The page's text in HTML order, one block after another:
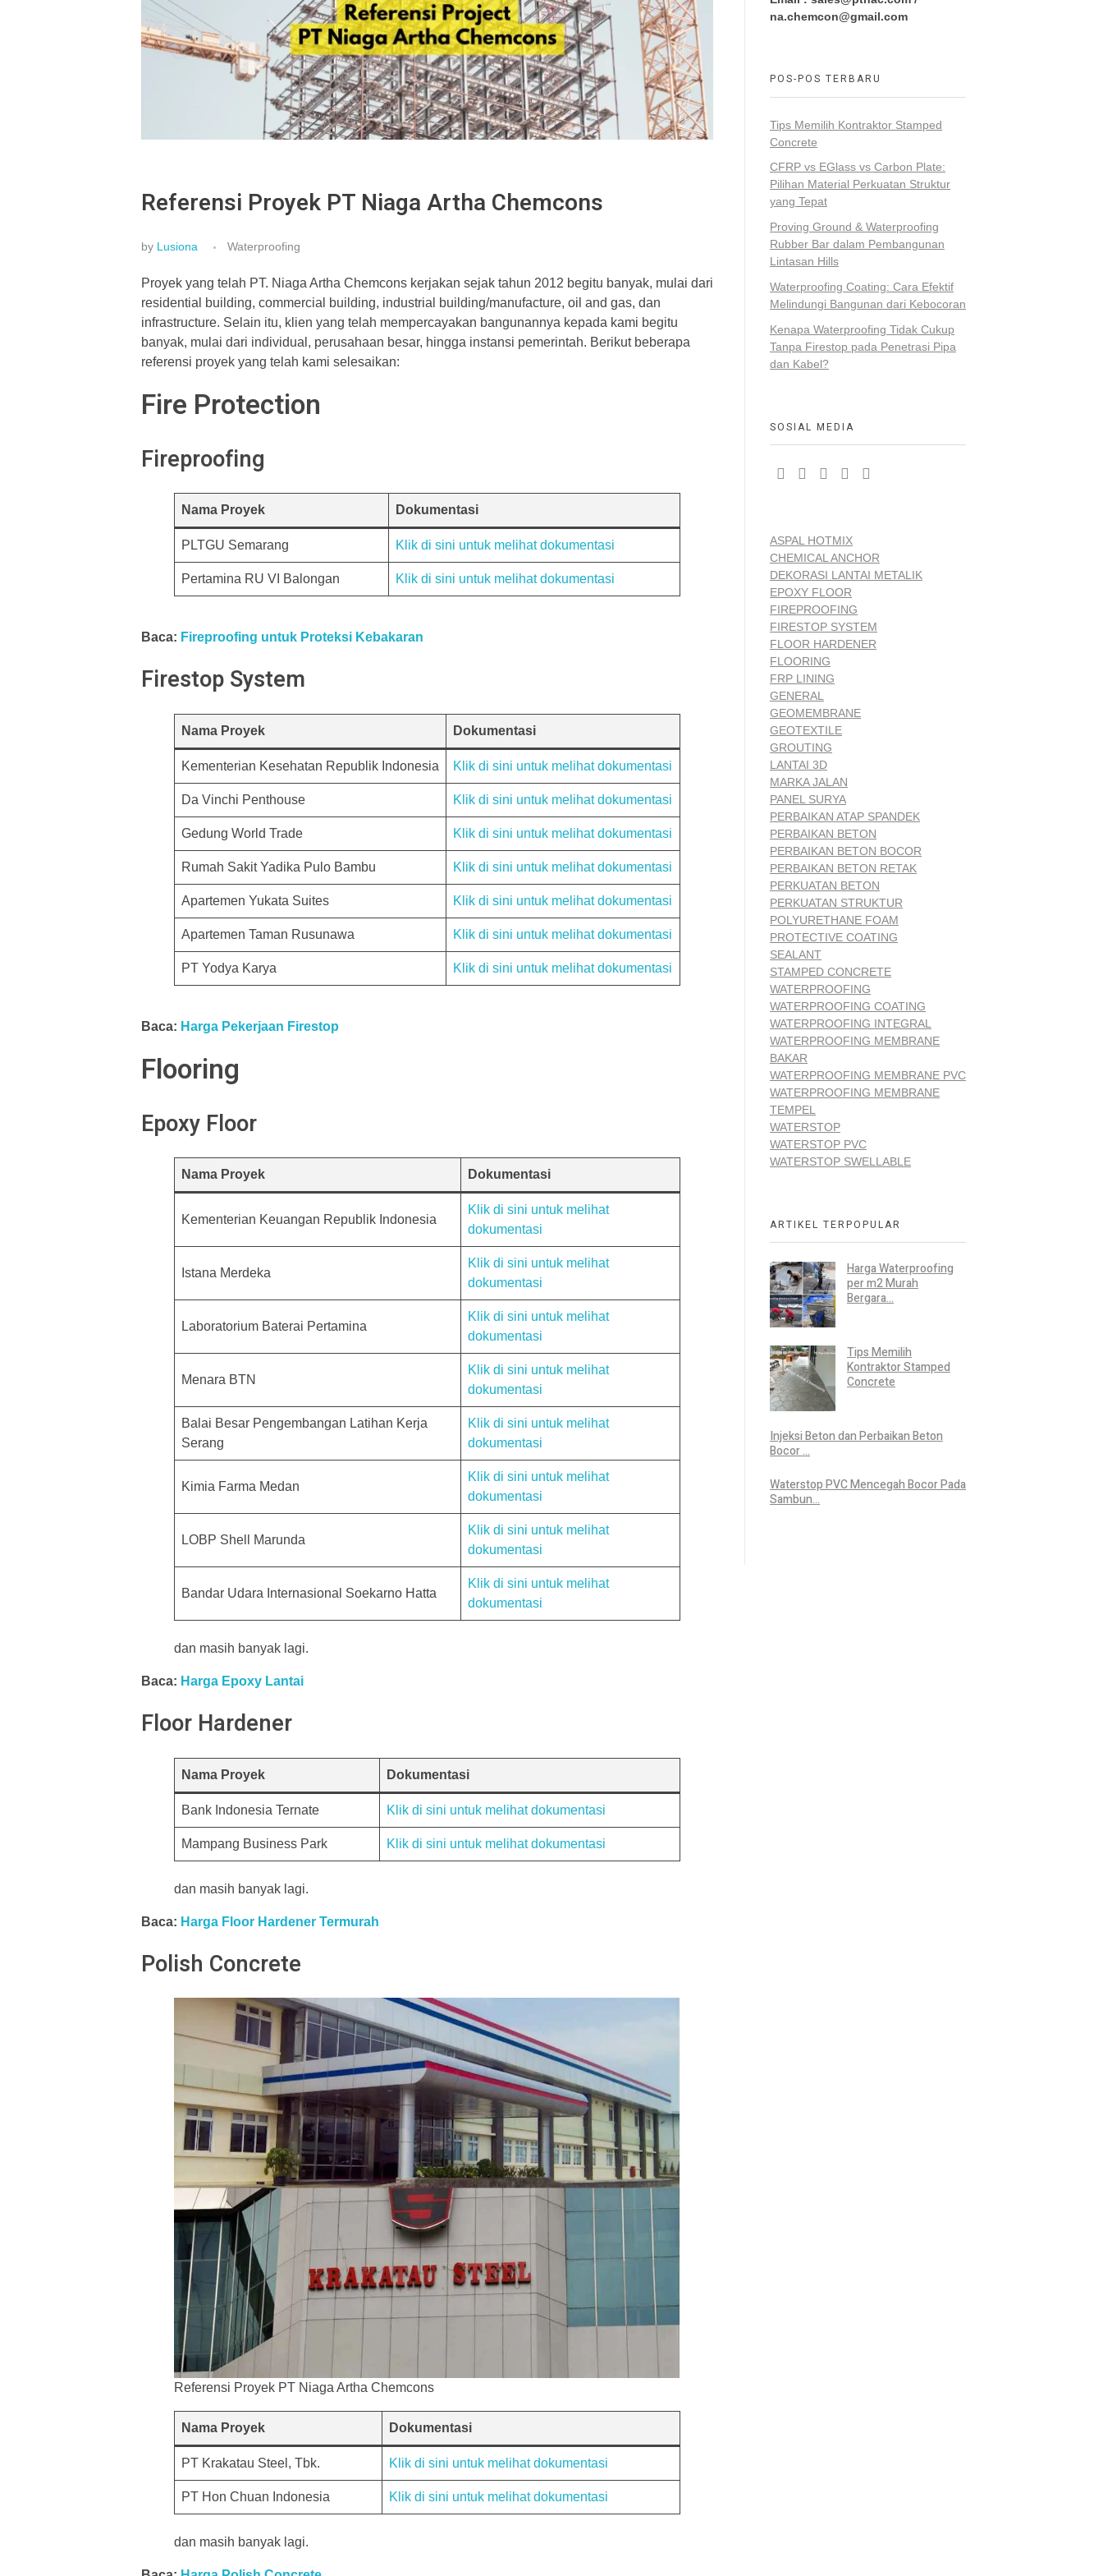
Referensi Proyek PT Niaga Artha Chemcons
by Lusiona Waterproofing
Proyek yang telah PT. Niaga Artha Chemcons kerjakan sejak tahun 2012 begitu banyak, mulai dari
residential building, commercial building, industrial building/manufacture, oil and gas, dan
infrastructure. Selain itu, klien yang telah mempercayakan bangunannya kepada kami begitu
banyak, mulai dari individual, perusahaan besar, hingga instansi pemerintah. Berikut beberapa
referensi proyek yang telah kami selesaikan:
Fire Protection
Fireproofing
Nama Proyek Dokumentasi
PLTGU Semarang Klik di sini untuk melihat dokumentasi
Pertamina RU VI Balongan Klik di sini untuk melihat dokumentasi
Baca: Fireproofing untuk Proteksi Kebakaran
Firestop System
Nama Proyek Dokumentasi
Kementerian Kesehatan Republik Indonesia Klik di sini untuk melihat dokumentasi
Da Vinchi Penthouse Klik di sini untuk melihat dokumentasi
Gedung World Trade Klik di sini untuk melihat dokumentasi
Rumah Sakit Yadika Pulo Bambu Klik di sini untuk melihat dokumentasi
Apartemen Yukata Suites Klik di sini untuk melihat dokumentasi
Apartemen Taman Rusunawa Klik di sini untuk melihat dokumentasi
PT Yodya Karya Klik di sini untuk melihat dokumentasi
Baca: Harga Pekerjaan Firestop
Flooring
Epoxy Floor
Nama Proyek Dokumentasi
Kementerian Keuangan Republik Indonesia
Klik di sini untuk melihat
dokumentasi
Istana Merdeka
Klik di sini untuk melihat
dokumentasi
Laboratorium Baterai Pertamina
Klik di sini untuk melihat
dokumentasi
Menara BTN
Klik di sini untuk melihat
dokumentasi
Balai Besar Pengembangan Latihan Kerja
Serang
Klik di sini untuk melihat
dokumentasi
Kimia Farma Medan
Klik di sini untuk melihat
dokumentasi
LOBP Shell Marunda
Klik di sini untuk melihat
dokumentasi
Bandar Udara Internasional Soekarno Hatta
Klik di sini untuk melihat
dokumentasi
dan masih banyak lagi.
Baca: Harga Epoxy Lantai
Floor Hardener
Nama Proyek Dokumentasi
Bank Indonesia Ternate Klik di sini untuk melihat dokumentasi
Mampang Business Park Klik di sini untuk melihat dokumentasi
dan masih banyak lagi.
Baca: Harga Floor Hardener Termurah
Polish Concrete
Referensi Proyek PT Niaga Artha Chemcons
Nama Proyek Dokumentasi
PT Krakatau Steel, Tbk. Klik di sini untuk melihat dokumentasi
PT Hon Chuan Indonesia Klik di sini untuk melihat dokumentasi
dan masih banyak lagi.
na.chemcon@gmail.com
POS-POS TERBARU
Tips Memilih Kontraktor Stamped
Concrete
CFRP vs EGlass vs Carbon Plate:
Pilihan Material Perkuatan Struktur
yang Tepat
Proving Ground & Waterproofing
Rubber Bar dalam Pembangunan
Lintasan Hills
Waterproofing Coating: Cara Efektif
Melindungi Bangunan dari Kebocoran
Kenapa Waterproofing Tidak Cukup
Tanpa Firestop pada Penetrasi Pipa
dan Kabel?
SOSIAL MEDIA
ASPAL HOTMIX
CHEMICAL ANCHOR
DEKORASI LANTAI METALIK
EPOXY FLOOR
FIREPROOFING
FIRESTOP SYSTEM
FLOOR HARDENER
FLOORING
FRP LINING
GENERAL
GEOMEMBRANE
GEOTEXTILE
GROUTING
LANTAI 3D
MARKA JALAN
PANEL SURYA
PERBAIKAN ATAP SPANDEK
PERBAIKAN BETON
PERBAIKAN BETON BOCOR
PERBAIKAN BETON RETAK
PERKUATAN BETON
PERKUATAN STRUKTUR
POLYURETHANE FOAM
PROTECTIVE COATING
SEALANT
STAMPED CONCRETE
WATERPROOFING
WATERPROOFING COATING
WATERPROOFING INTEGRAL
WATERPROOFING MEMBRANE
BAKAR
WATERPROOFING MEMBRANE PVC
WATERPROOFING MEMBRANE
TEMPEL
WATERSTOP
WATERSTOP PVC
WATERSTOP SWELLABLE
ARTIKEL TERPOPULAR
Harga Waterproofing
per m2 Murah
Bergara...
Tips Memilih
Kontraktor Stamped
Concrete
Injeksi Beton dan Perbaikan Beton
Bocor ...
Waterstop PVC Mencegah Bocor Pada
Sambun...